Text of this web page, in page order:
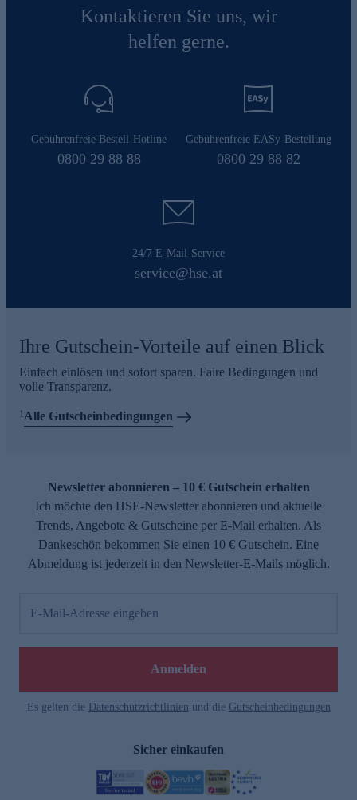
Kontaktieren Sie uns, wir
helfen gerne.
Gebührenfreie Bestell-Hotline
0800 29 88 88
Gebührenfreie EASy-Bestellung
0800 29 88 82
24/7 E-Mail-Service
service@hse.at
Ihre Gutschein-Vorteile auf einen Blick
Einfach einlösen und sofort sparen. Faire Bedingungen und
volle Transparenz.
1 Alle Gutscheinbedingungen
Newsletter abonnieren – 10 € Gutschein erhalten
Ich möchte den HSE-Newsletter abonnieren und aktuelle
Trends, Angebote & Gutscheine per E-Mail erhalten. Als
Dankeschön bekommen Sie einen 10 € Gutschein. Eine
Abmeldung ist jederzeit in den Newsletter-E-Mails möglich.
E-Mail-Adresse eingeben
Anmelden
Es gelten die Datenschutzrichtlinien und die Gutscheinbedingungen
Sicher einkaufen